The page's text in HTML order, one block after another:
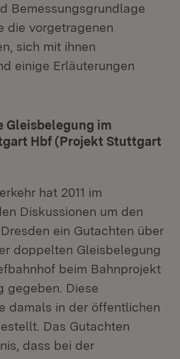
Bemessungsgrundlage
die vorgetragenen
sich mit ihnen
einige Erläuterungen
Gleisbelegung im
Hbf (Projekt Stuttgart
hat 2011 im
Diskussionen um den
ein Gutachten über
doppelten Gleisbelegung
beim Bahnprojekt
gegeben. Diese
damals in der öffentlichen
Das Gutachten
dass bei der